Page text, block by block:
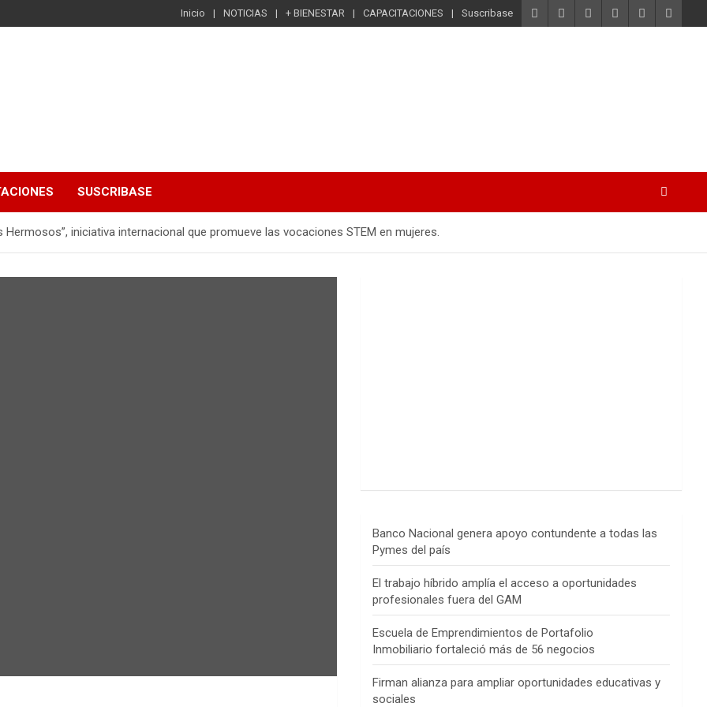
Inicio NOTICIAS + BIENESTAR CAPACITACIONES Suscribase
SUSCRIBASE
Hermosos”, iniciativa internacional que promueve las vocaciones STEM en mujeres.
Banco Nacional genera apoyo contundente a todas las
Pymes del país
El trabajo híbrido amplía el acceso a oportunidades
profesionales fuera del GAM
Escuela de Emprendimientos de Portafolio
Inmobiliario fortaleció más de 56 negocios
Firman alianza para ampliar oportunidades educativas y
sociales